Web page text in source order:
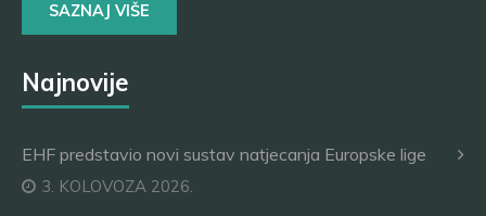
SAZNAJ VIŠE
Najnovije
EHF predstavio novi sustav natjecanja Europske lige
3. KOLOVOZA 2026.